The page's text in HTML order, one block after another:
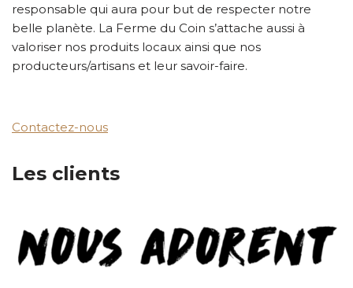
responsable qui aura pour but de respecter notre
belle planète. La Ferme du Coin s’attache aussi à
valoriser nos produits locaux ainsi que nos
producteurs/artisans et leur savoir-faire.
Contactez-nous
Les clients